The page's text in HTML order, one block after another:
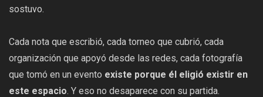
sostuvo.
Cada nota que escribió, cada torneo que cubrió, cada
organización que apoyó desde las redes, cada fotografía
que tomó en un evento existe porque él eligió existir en
este espacio. Y eso no desaparece con su partida.